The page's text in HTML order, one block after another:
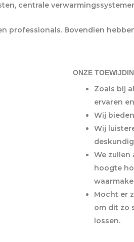
centrale
professionals. Bovendien
ONZE
Zoals bij
ervaren
Wij
Wij
We zullen
hoogte
Mocht er
om dit zo
lossen.